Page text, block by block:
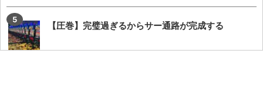
【圧巻】完璧過ぎるからサー通路が完成する